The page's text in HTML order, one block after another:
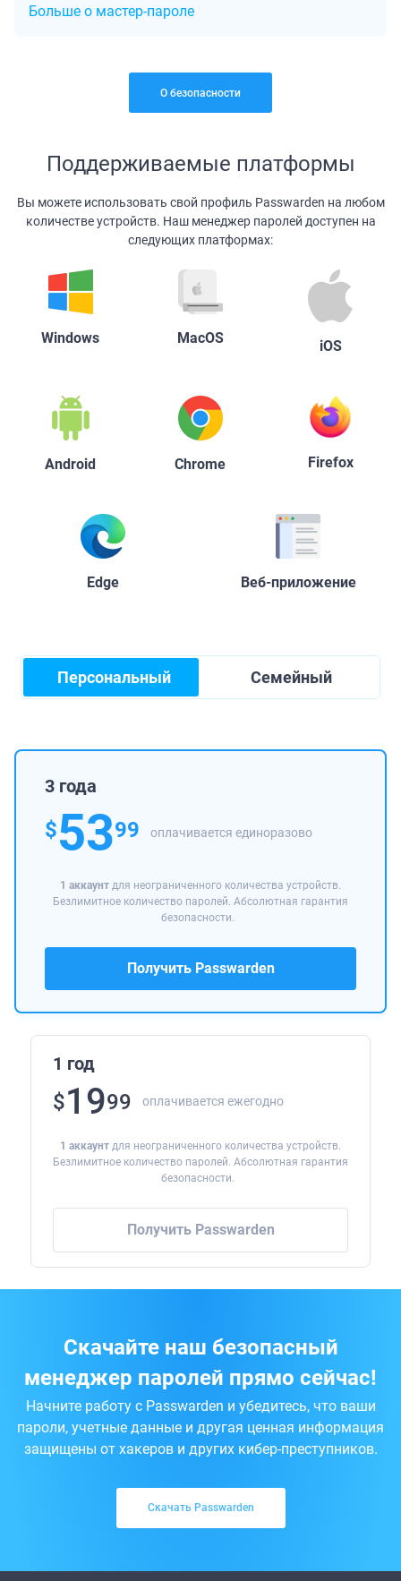
Больше о мастер-пароле
О безопасности
Поддерживаемые платформы
Вы можете использовать свой профиль Passwarden на любом
количестве устройств. Наш менеджер паролей доступен на
следующих платформах:
Windows MacOS iOS
Android Chrome Firefox
Edge Веб-приложение
Персональный Семейный
3 года
$5399 оплачивается единоразово
1 аккаунт для неограниченного количества устройств.
Безлимитное количество паролей. Абсолютная гарантия
безопасности.
Получить Passwarden
1 год
$1999 оплачивается ежегодно
1 аккаунт для неограниченного количества устройств.
Безлимитное количество паролей. Абсолютная гарантия
безопасности.
Получить Passwarden
Скачайте наш безопасный
менеджер паролей прямо сейчас!
Начните работу с Passwarden и убедитесь, что ваши
пароли, учетные данные и другая ценная информация
защищены от хакеров и других кибер-преступников.
Скачать Passwarden